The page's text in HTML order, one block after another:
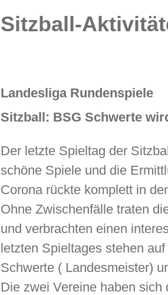
Sitzball-
Landesliga Rundenspiele
Sitzball: BSG Schwerte
Der letzte Spieltag der
schöne Spiele und die
Corona rückte komplett in
Ohne Zwischenfälle traten
und verbrachten einen
letzten Spieltages stehen
Schwerte ( Landesmeister)
Die zwei Vereine haben